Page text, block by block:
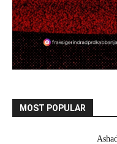
MOST POPULAR